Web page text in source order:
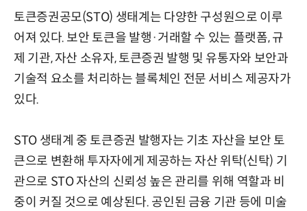
토큰증권공모(STO) 생태계는 다양한 구성원으로 이루
어져 있다. 보안 토큰을 발행·거래할 수 있는 플랫폼, 규
제 기관, 자산 소유자, 토큰증권 발행 및 유통자와 보안과
기술적 요소를 처리하는 블록체인 전문 서비스 제공자가
있다.
STO 생태계 중 토큰증권 발행자는 기초 자산을 보안 토
큰으로 변환해 투자자에게 제공하는 자산 위탁(신탁) 기
관으로 STO 자산의 신뢰성 높은 관리를 위해 역할과 비
중이 커질 것으로 예상된다. 공인된 금융 기관 등에 미술